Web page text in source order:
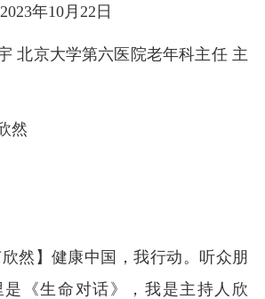
年10月22日
北京大学第六医院老年科主任 主
然
欣然】健康中国，我行动。听众朋
《生命对话》，我是主持人欣